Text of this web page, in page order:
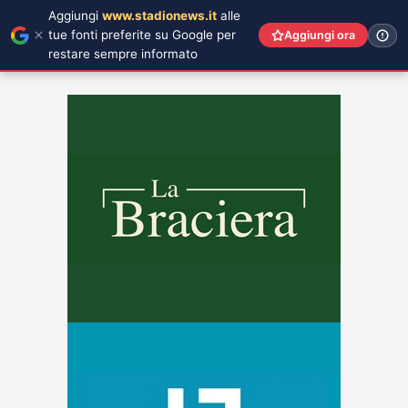
Aggiungi www.stadionews.it alle
tue fonti preferite su Google per
restare sempre informato
Aggiungi ora